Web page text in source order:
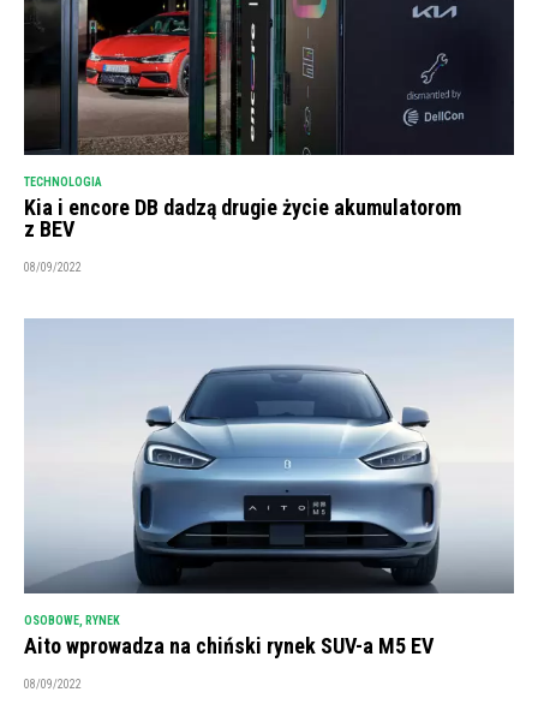
TECHNOLOGIA
Kia i encore DB dadzą drugie życie akumulatorom
z BEV
08/09/2022
OSOBOWE, RYNEK
Aito wprowadza na chiński rynek SUV-a M5 EV
08/09/2022